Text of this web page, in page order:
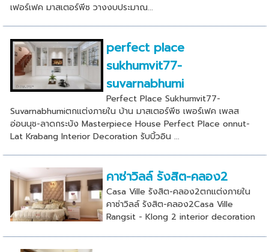
เฟอร์เฟค มาสเตอร์พีซ วางงบประมาณ...
perfect place
sukhumvit77-
suvarnabhumi
Perfect Place Sukhumvit77-
Suvarnabhumiตกแต่งภายใน บ้าน มาสเตอร์พีซ เพอร์เฟค เพลส
อ่อนนุช-ลาดกระบัง Masterpiece House Perfect Place onnut-
Lat Krabang Interior Decoration รับบิ้วอิน ...
คาซ่าวิลล์ รังสิต-คลอง2
Casa Ville รังสิต-คลอง2ตกแต่งภายใน
คาซ่าวิลล์ รังสิต-คลอง2Casa Ville
Rangsit - Klong 2 interior decoration